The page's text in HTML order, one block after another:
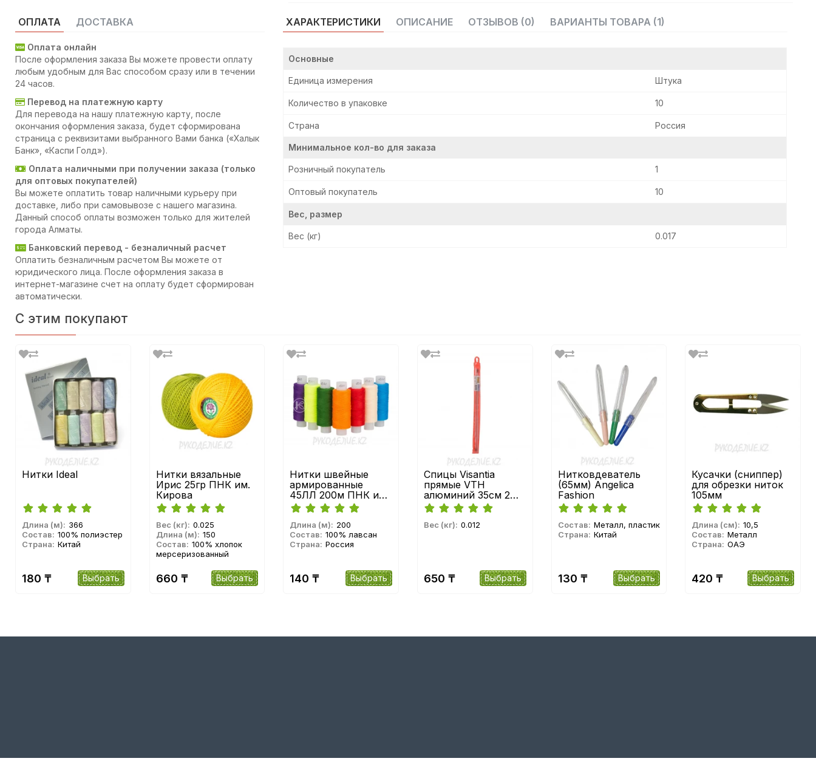
ОПЛАТА ДОСТАВКА
Оплата онлайн
После оформления заказа Вы можете провести оплату
любым удобным для Вас способом сразу или в течении
24 часов.
Перевод на платежную карту
Для перевода на нашу платежную карту, после
окончания оформления заказа, будет сформирована
страница с реквизитами выбранного Вами банка («Халык
Банк», «Каспи Голд»).
Оплата наличными при получении заказа (только
для оптовых покупателей)
Вы можете оплатить товар наличными курьеру при
доставке, либо при самовывозе с нашего магазина.
Данный способ оплаты возможен только для жителей
города Алматы.
Банковский перевод - безналичный расчет
Оплатить безналичным расчетом Вы можете от
юридического лица. После оформления заказа в
интернет-магазине счет на оплату будет сформирован
автоматически.
ХАРАКТЕРИСТИКИ ОПИСАНИЕ ОТЗЫВОВ (0) ВАРИАНТЫ ТОВАРА (1)
Основные
Единица измерения Штука
Количество в упаковке 10
Страна Россия
Минимальное кол-во для заказа
Розничный покупатель 1
Оптовый покупатель 10
Вес, размер
Вес (кг) 0.017
С этим покупают
Нитки Ideal
Длина (м): 366
Состав: 100% полиэстер
Страна: Китай
180 ₸ Выбрать
Нитки вязальные
Ирис 25гр ПНК им.
Кирова
Вес (кг): 0.025
Длина (м): 150
Состав: 100% хлопок
мерсеризованный
660 ₸ Выбрать
Нитки швейные
армированные
45ЛЛ 200м ПНК им.
Кирова
Длина (м): 200
Состав: 100% лавсан
Страна: Россия
140 ₸ Выбрать
Спицы Visantia
прямые VTH
алюминий 35см 2шт
Gamma
Вес (кг): 0.012
650 ₸ Выбрать
Нитковдеватель
(65мм) Angelica
Fashion
Состав: Металл, пластик
Страна: Китай
130 ₸ Выбрать
Кусачки (сниппер)
для обрезки ниток
105мм
Длина (см): 10,5
Состав: Металл
Страна: ОАЭ
420 ₸ Выбрать